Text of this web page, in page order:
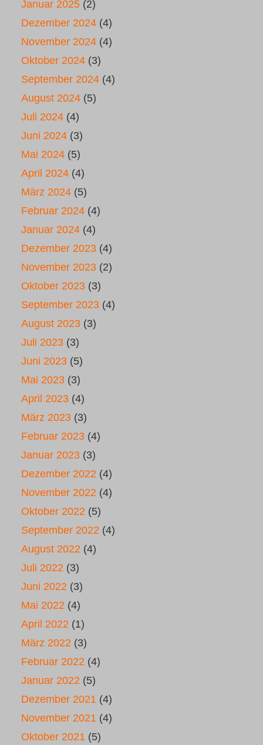
Januar 2025 (2)
Dezember 2024 (4)
November 2024 (4)
Oktober 2024 (3)
September 2024 (4)
August 2024 (5)
Juli 2024 (4)
Juni 2024 (3)
Mai 2024 (5)
April 2024 (4)
März 2024 (5)
Februar 2024 (4)
Januar 2024 (4)
Dezember 2023 (4)
November 2023 (2)
Oktober 2023 (3)
September 2023 (4)
August 2023 (3)
Juli 2023 (3)
Juni 2023 (5)
Mai 2023 (3)
April 2023 (4)
März 2023 (3)
Februar 2023 (4)
Januar 2023 (3)
Dezember 2022 (4)
November 2022 (4)
Oktober 2022 (5)
September 2022 (4)
August 2022 (4)
Juli 2022 (3)
Juni 2022 (3)
Mai 2022 (4)
April 2022 (1)
März 2022 (3)
Februar 2022 (4)
Januar 2022 (5)
Dezember 2021 (4)
November 2021 (4)
Oktober 2021 (5)